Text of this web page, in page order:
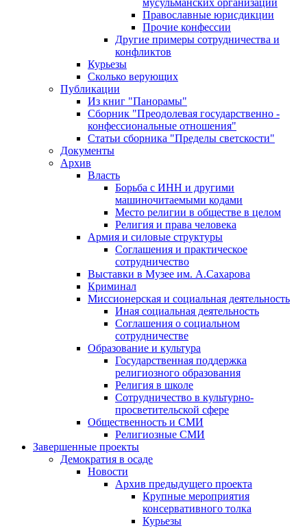
мусульманских организаций
Православные юрисдикции
Прочие конфессии
Другие примеры сотрудничества и
конфликтов
Курьезы
Сколько верующих
Публикации
Из книг "Панорамы"
Сборник "Преодолевая государственно -
конфессиональные отношения"
Статьи сборника "Пределы светскости"
Документы
Архив
Власть
Борьба с ИНН и другими
машиночитаемыми кодами
Место религии в обществе в целом
Религия и права человека
Армия и силовые структуры
Соглашения и практическое
сотрудничество
Выставки в Музее им. А.Сахарова
Криминал
Миссионерская и социальная деятельность
Иная социальная деятельность
Соглашения о социальном
сотрудничестве
Образование и культура
Государственная поддержка
религиозного образования
Религия в школе
Сотрудничество в культурно-
просветительской сфере
Общественность и СМИ
Религиозные СМИ
Завершенные проекты
Демократия в осаде
Новости
Архив предыдущего проекта
Крупные мероприятия
консервативного толка
Курьезы